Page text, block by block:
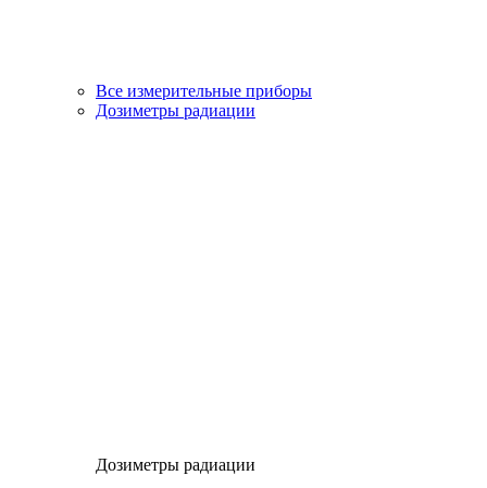
Все измерительные приборы
Дозиметры радиации
Дозиметры радиации